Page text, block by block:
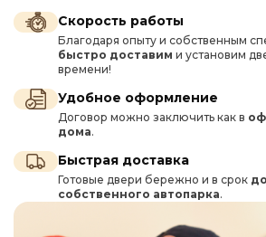
Скорость работы
Благодаря опыту и собственным
быстро доставим и установим
времени!
Удобное оформление
Договор можно заключить как в
дома.
Быстрая доставка
Готовые двери бережно и в срок
собственного автопарка.